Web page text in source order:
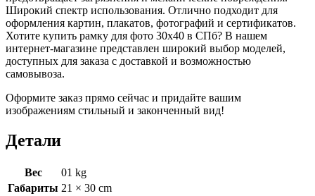
Широкий спектр использования. Отлично подходит для
оформления картин, плакатов, фотографий и сертификатов.
Хотите купить рамку для фото 30х40 в СПб? В нашем
интернет-магазине представлен широкий выбор моделей,
доступных для заказа с доставкой и возможностью
самовывоза.
Оформите заказ прямо сейчас и придайте вашим
изображениям стильный и законченный вид!
Детали
Вес
01 kg
Габариты 21 × 30 cm